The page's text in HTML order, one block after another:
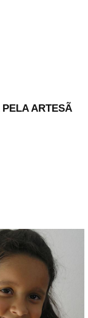
ARTESÃ